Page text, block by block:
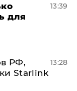
для
13:39
РФ,
Starlink
13:28